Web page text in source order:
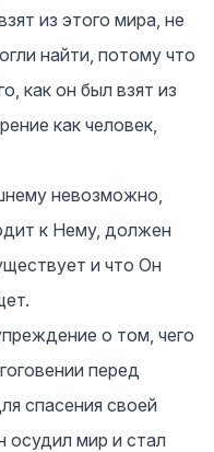
из этого мира, не
найти, потому что
как он был взят из
как человек,
невозможно,
к Нему, должен
и что Он
о том, чего
перед
спасения своей
осудил мир и стал